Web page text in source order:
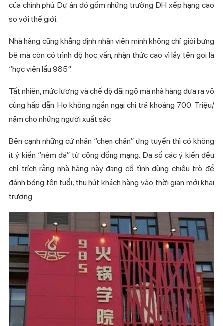
của chính phủ. Dự án đó gồm những trường ĐH xếp hạng cao
so với thế giới.
Nhà hàng cũng khẳng định nhân viên mình không chỉ giỏi bưng
bê mà còn có trình độ học vấn, nhận thức cao vì lấy tên gọi là
“học viện lẩu 985”.
Tất nhiên, mức lương và chế độ đãi ngộ mà nhà hàng đưa ra vô
cùng hấp dẫn. Họ không ngần ngại chi trả khoảng 700. Triệu/
năm cho những người xuất sắc.
Bên cạnh những cử nhân “chen chân” ứng tuyển thì có không
ít ý kiến “ném đá” từ cộng đồng mạng. Đa số các ý kiến đều
chỉ trích rằng nhà hàng này đang cố tình dùng chiêu trò để
đánh bóng tên tuổi, thu hút khách hàng vào thời gian mới khai
trương.